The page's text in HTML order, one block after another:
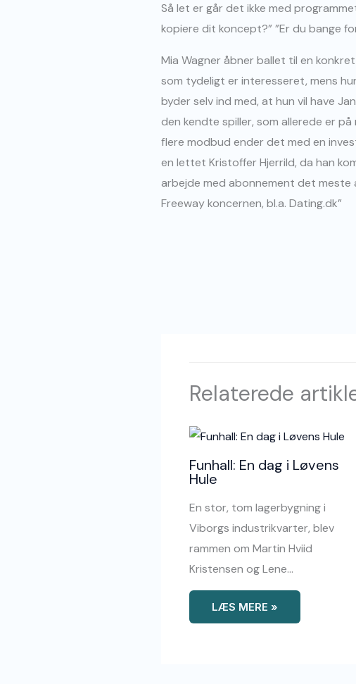
Så let er går det ikke med
kopiere dit koncept?” ”Er du bange
Mia Wagner åbner ballet til en
som tydeligt er interesseret, mens
byder selv ind med, at hun vil have
den kendte spiller, som allerede er
flere modbud ender det med en
en lettet Kristoffer Hjerrild, da han
arbejde med abonnement det meste
Freeway koncernen, bl.a. Dating.dk”
Relaterede
Funhall: En dag i Løvens
Hule
En stor, tom lagerbygning i
Viborgs industrikvarter, blev
rammen om Martin Hviid
Kristensen og Lene…
LÆS MERE »